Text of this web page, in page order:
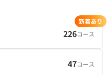
226コース
新着あり
47コース